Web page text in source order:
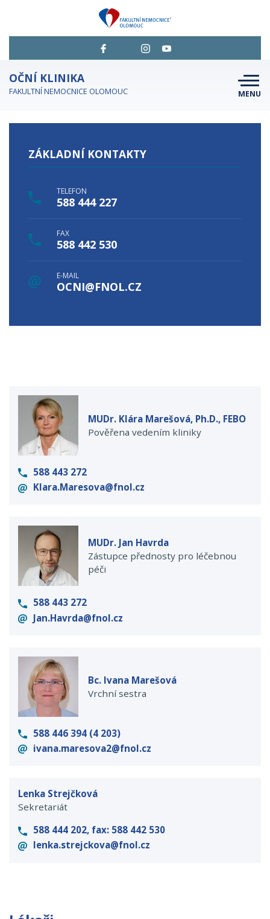
OČNÍ KLINIKA
FAKULTNÍ NEMOCNICE OLOMOUC MENU
JAK SE OBJEDNAT
PRO STUDENTY A ODBORNÍKY
PERSONÁL A KONTAKTY
ZÁKLADNÍ KONTAKTY
TELEFON
588 444 227
FAX
588 442 530
E-MAIL
OCNI@FNOL.CZ
MUDr. Klára Marešová, Ph.D., FEBO
Pověřena vedením kliniky
588 443 272
Klara.Maresova@fnol.cz
MUDr. Jan Havrda
Zástupce přednosty pro léčebnou
péči
588 443 272
Jan.Havrda@fnol.cz
Bc. Ivana Marešová
Vrchní sestra
588 446 394 (4 203)
ivana.maresova2@fnol.cz
Lenka Strejčková
Sekretariát
588 444 202, fax: 588 442 530
lenka.strejckova@fnol.cz